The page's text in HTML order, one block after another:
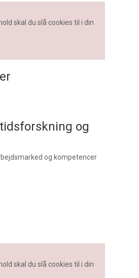
skal du slå cookies til i din
og
og kompetencer
skal du slå cookies til i din